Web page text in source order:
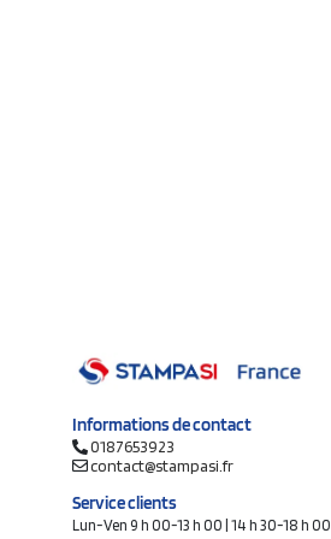
Informations de contact
0187653923
contact@stampasi.fr
Service clients
Lun-Ven 9 h 00-13 h 00 | 14 h 30-18 h 00